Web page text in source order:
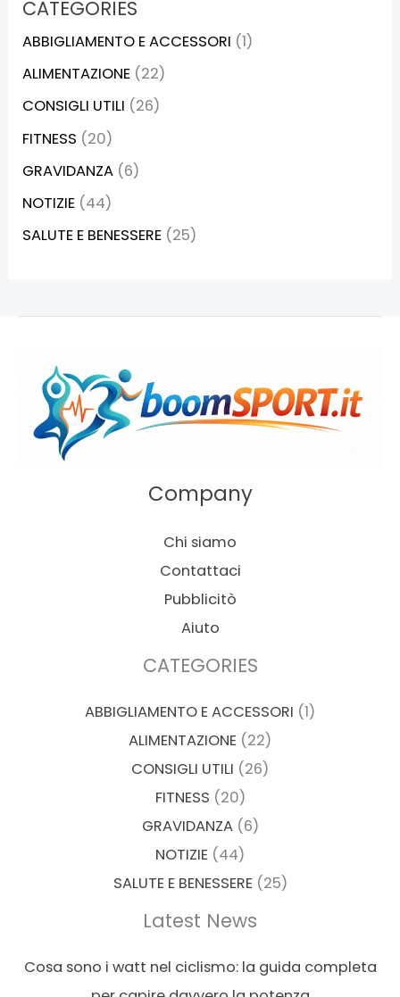
CATEGORIES
ABBIGLIAMENTO E ACCESSORI (1)
ALIMENTAZIONE (22)
CONSIGLI UTILI (26)
FITNESS (20)
GRAVIDANZA (6)
NOTIZIE (44)
SALUTE E BENESSERE (25)
Company
Chi siamo
Contattaci
Pubblicitò
Aiuto
CATEGORIES
ABBIGLIAMENTO E ACCESSORI (1)
ALIMENTAZIONE (22)
CONSIGLI UTILI (26)
FITNESS (20)
GRAVIDANZA(6)
NOTIZIE (44)
SALUTE E BENESSERE(25)
Latest News
Cosa sono i watt nel ciclismo: la guida completa